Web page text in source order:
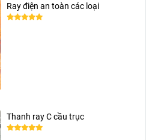
Ray điện an toàn các loại
Thanh ray C cầu trục